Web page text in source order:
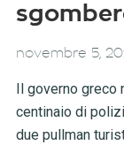
novembre 5,
Il governo greco
centinaio di
due pullman